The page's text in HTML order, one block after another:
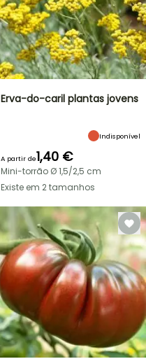
Erva-do-caril plantas jovens
Indisponível
A partir de1,40 €
Mini-torrão Ø 1,5/2,5 cm
Existe em 2 tamanhos